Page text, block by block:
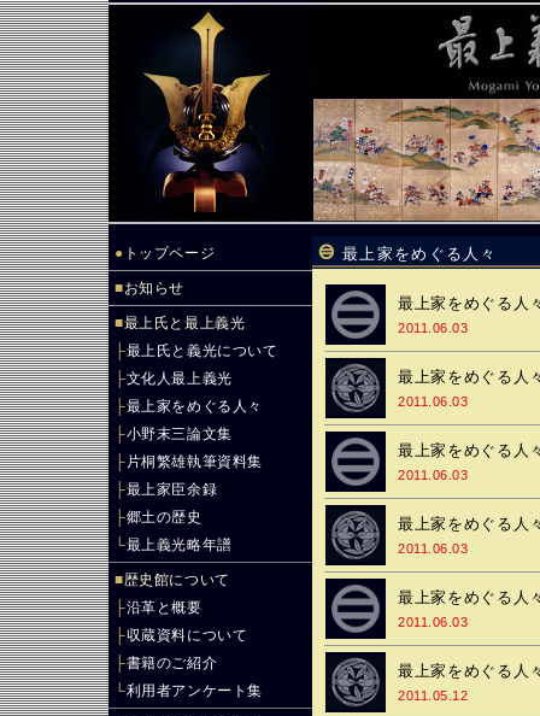
● トップページ
■お知らせ
■最上氏と最上義光
├最上氏と義光について
├文化人最上義光
├最上家をめぐる人々
├小野末三論文集
├ 片桐繁雄執筆資料集
├最上家臣余録
├郷土の歴史
└最上義光略年譜
■歴史館について
├沿革と概要
├収蔵資料について
├書籍のご紹介
└利用者アンケート集
最上家をめぐる人々
最上家をめぐる人
2011.06.03
最上家をめぐる人
2011.06.03
最上家をめぐる人
2011.06.03
最上家をめぐる人
2011.06.03
最上家をめぐる人
2011.06.03
最上家をめぐる人
2011.05.12